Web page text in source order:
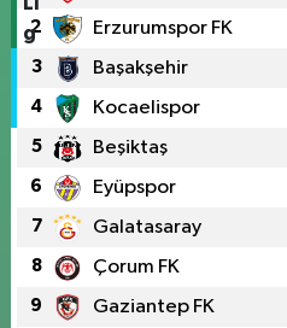
2 Erzurumspor FK
3 Başakşehir
4 Kocaelispor
5 Beşiktaş
6 Eyüpspor
7 Galatasaray
8 Çorum FK
9 Gaziantep FK